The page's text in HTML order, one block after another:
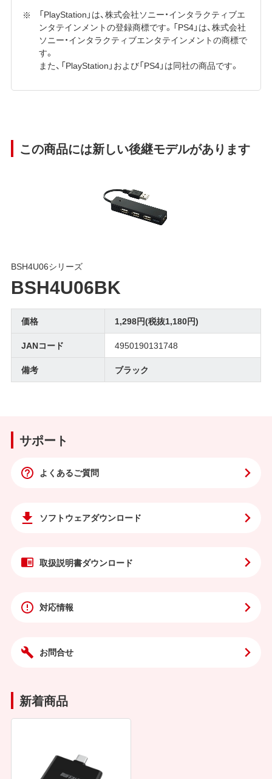
「PlayStation」は、株式会社ソニー・インタラクティブエ
ンタテインメントの登録商標です。「PS4」は、株式会社
ソニー・インタラクティブエンタテインメントの商標で
す。
また、「PlayStation」および「PS4」は同社の商品です。
この商品には新しい後継モデルがあります
BSH4U06シリーズ
BSH4U06BK
価格
1,298円(税抜1,180円)
JANコード
4950190131748
備考
ブラック
サポート
よくあるご質問
ソフトウェアダウンロード
取扱説明書ダウンロード
対応情報
お問合せ
新着商品